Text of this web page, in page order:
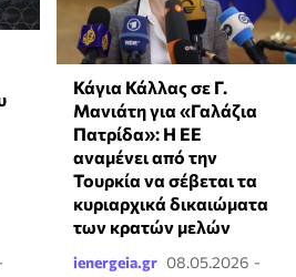
Κάγια Κάλλας σε Γ.
Μανιάτη για «Γαλάζια
Πατρίδα»: Η ΕΕ
αναμένει από την
Τουρκία να σέβεται τα
κυριαρχικά δικαιώματα
των κρατών μελών
ienergeia.gr 08.05.2026 -